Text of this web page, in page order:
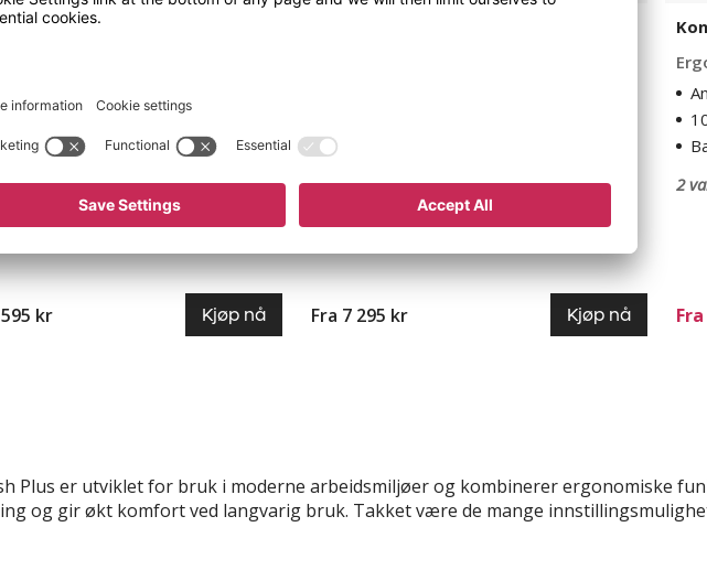
Sverigestolen 9080 24h
og nakkestøtte
armlener og nakkestøtte
kr Kjøp nå
Innovativ multiblokk-mekanisme for
Fra 7 295 kr Kjøp nå
2
Plus er utviklet for bruk i moderne arbeidsmiljøer og kombinerer ergonomiske
og gir økt komfort ved langvarig bruk. Takket være de mange